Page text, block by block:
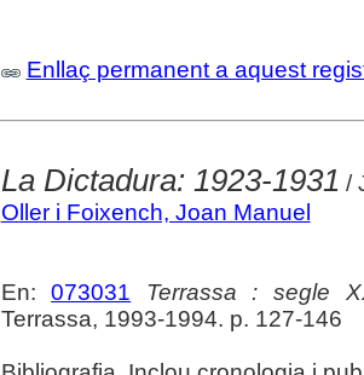
Enllaç permanent a aquest
La Dictadura: 1923-1931 /
Oller i Foixench, Joan Manuel
En:073031
Terrassa : segle
Terrassa, 1993-1994. p. 127-146